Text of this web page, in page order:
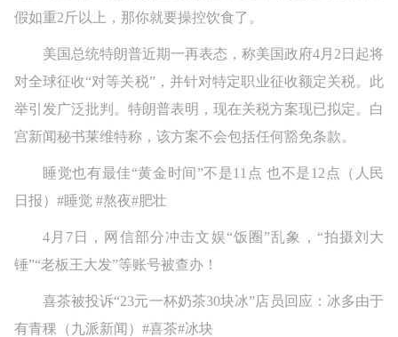
假如重2斤以上，那你就要操控饮食了。
美国总统特朗普近期一再表态，称美国政府4月2日起将
对全球征收“对等关税”，并针对特定职业征收额定关税。此
举引发广泛批判。特朗普表明，现在关税方案现已拟定。白
宫新闻秘书莱维特称，该方案不会包括任何豁免条款。
睡觉也有最佳“黄金时间”不是11点 也不是12点（人民
日报）#睡觉 #熬夜#肥壮
4月7日，网信部分冲击文娱“饭圈”乱象，“拍摄刘大
锤”“老板王大发”等账号被查办！
喜茶被投诉“23元一杯奶茶30块冰”店员回应：冰多由于
有青稞（九派新闻）#喜茶#冰块